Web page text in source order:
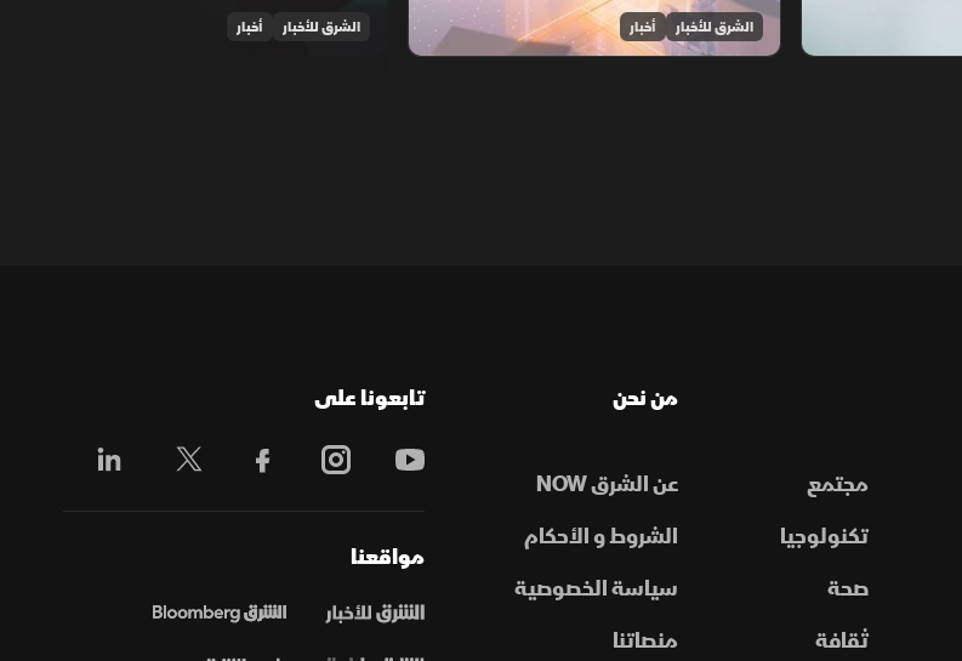
الشرق للأخبار أخبار الشرق للأخبار أخبار
مجتمع
تكنولوجيا
صحة
ثقافة
من نحن
عن الشرق NOW
الشروط و الأحكام
سياسة الخصوصية
منصاتنا
تابعونا على
مواقعنا